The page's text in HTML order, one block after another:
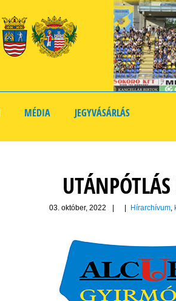
MÉDIA JEGYVÁSÁRLÁS
03. október, 2022 Hírarchívum,